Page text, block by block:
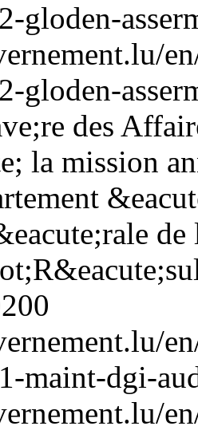
gloden-
gloden-
des
la mission
maint-dgi-